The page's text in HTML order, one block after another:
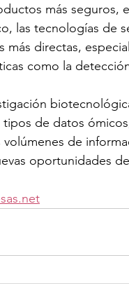
más seguros,
las tecnologías de
más directas,
como la
de datos
de
oportunidades